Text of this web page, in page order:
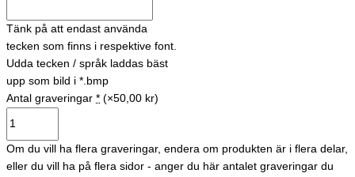
Tänk på att endast använda
tecken som finns i respektive font.
Udda tecken / språk laddas bäst
upp som bild i *.bmp
Antal graveringar * (×50,00 kr)
Om du vill ha flera graveringar, endera om produkten är i flera delar,
eller du vill ha på flera sidor - anger du här antalet graveringar du